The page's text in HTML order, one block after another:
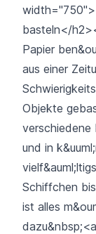
basteln</
Papier
aus einer
Objekte
verschiedene
und in
Schiffchen
ist alles
dazu&nbsp;<a